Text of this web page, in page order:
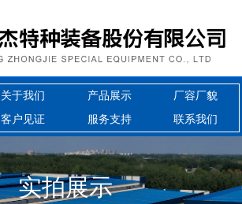
关于我们 产品展示
厂容厂貌
客户见证 服务支持 联系我们
实拍展示